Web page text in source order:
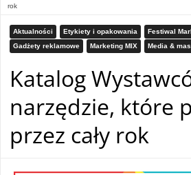
rok
Aktualności Etykiety i opakowania
Festiwal
Gadżety reklamowe
Marketing MIX Media &
Katalog
narzędzie, które
przez cały rok